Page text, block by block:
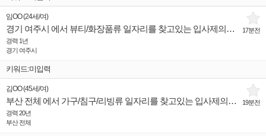
17분전
임OO(24세 /여)
경기 여주시 에서 뷰티/화장품류 일자리를 찾고있는 입사제의희망 인재입니다.
경력 1년
경기 여주시
키워드:미입력
19분전
김OO(45세 /여)
부산 전체 에서 가구/침구/리빙류 일자리를 찾고있는 입사제의희망 인재입니다.
경력 20년
부산 전체